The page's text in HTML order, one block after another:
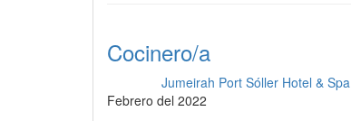
Cocinero/a
Jumeirah Port Sóller Hotel & Spa
Febrero del 2022